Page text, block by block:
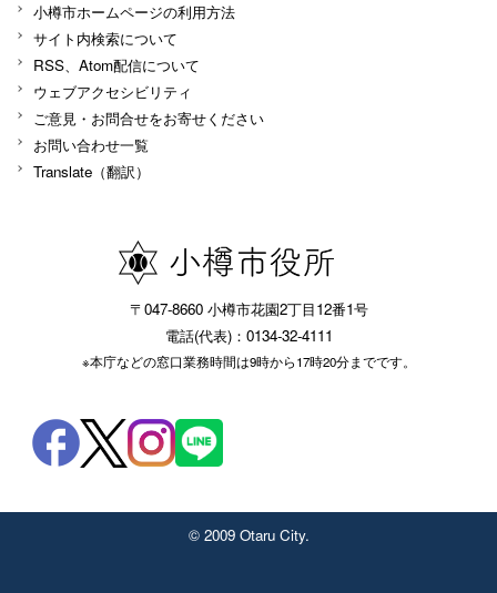
小樽市ホームページの利用方法
サイト内検索について
RSS、Atom配信について
ウェブアクセシビリティ
ご意見・お問合せをお寄せください
お問い合わせ一覧
Translate（翻訳）
〒047-8660 小樽市花園2丁目12番1号
電話(代表)：0134-32-4111
※本庁などの窓口業務時間は9時から17時20分までです。
© 2009 Otaru City.